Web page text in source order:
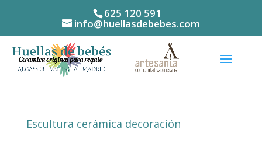
625 120 591
info@huellasdebebes.com
Escultura cerámica decoración